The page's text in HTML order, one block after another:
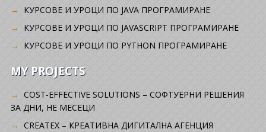
КУРСОВЕ И УРОЦИ ПО JAVA ПРОГРАМИРАНЕ
КУРСОВЕ И УРОЦИ ПО JAVASCRIPT ПРОГРАМИРАНЕ
КУРСОВЕ И УРОЦИ ПО PYTHON ПРОГРАМИРАНЕ
MY PROJECTS
COST-EFFECTIVE SOLUTIONS – СОФТУЕРНИ РЕШЕНИЯ
ЗА ДНИ, НЕ МЕСЕЦИ
CREATEX – КРЕАТИВНА ДИГИТАЛНА АГЕНЦИЯ